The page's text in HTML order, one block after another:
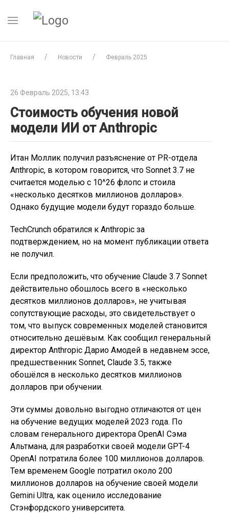
Главная Новости Февраль 2025
26 Февраль 2025, 13:43
Стоимость обучения новой
модели ИИ от Anthropic
Итан Моллик получил разъяснение от PR-отдела
Anthropic, в котором говорится, что Sonnet 3.7 не
считается моделью с 10^26 флопс и стоила
«несколько десятков миллионов долларов».
Однако будущие модели будут гораздо больше.
TechCrunch обратился к Anthropic за
подтверждением, но на момент публикации ответа
не получил.
Если предположить, что обучение Claude 3.7 Sonnet
действительно обошлось всего в «несколько
десятков миллионов долларов», не учитывая
сопутствующие расходы, это свидетельствует о
том, что выпуск современных моделей становится
относительно дешёвым. Как сообщил генеральный
директор Anthropic Дарио Амодей в недавнем эссе,
предшественник Sonnet, Claude 3.5, также
обошёлся в несколько десятков миллионов
долларов при обучении.
Эти суммы довольно выгодно отличаются от цен
на обучение ведущих моделей 2023 года. По
словам генерального директора OpenAI Сэма
Альтмана, для разработки своей модели GPT-4
OpenAI потратила более 100 миллионов долларов.
Тем временем Google потратил около 200
миллионов долларов на обучение своей модели
Gemini Ultra, как оценило исследование
Стэнфордского университета.